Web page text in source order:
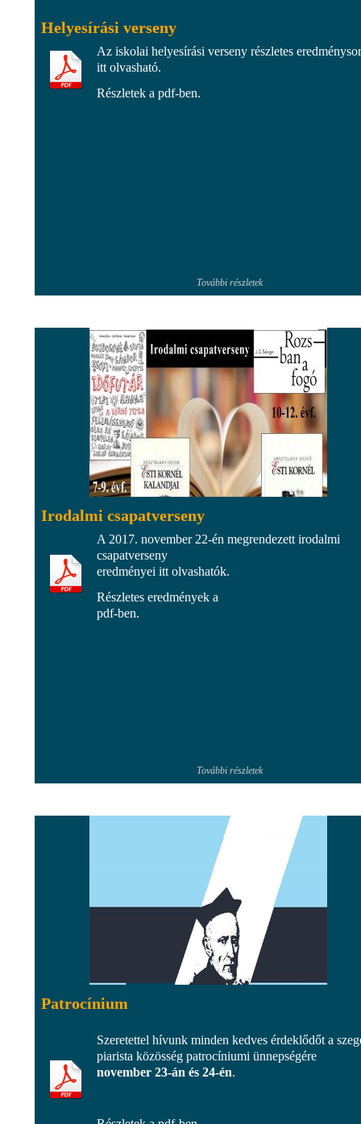
Helyesírási verseny
Az iskolai helyesírási verseny részletes
itt olvasható.
Részletek a pdf-ben.
További részletek
Irodalmi csapatverseny
A 2017. november 22-én megrendezett irodalmi
csapatverseny
eredményei itt olvashatók.
Részletes eredmények a
pdf-ben.
További részletek
Patrocínium
Szeretettel hívunk minden kedves érdeklődőt a
piarista közösség patrocíniumi ünnepségére
november 23-án és 24-én.